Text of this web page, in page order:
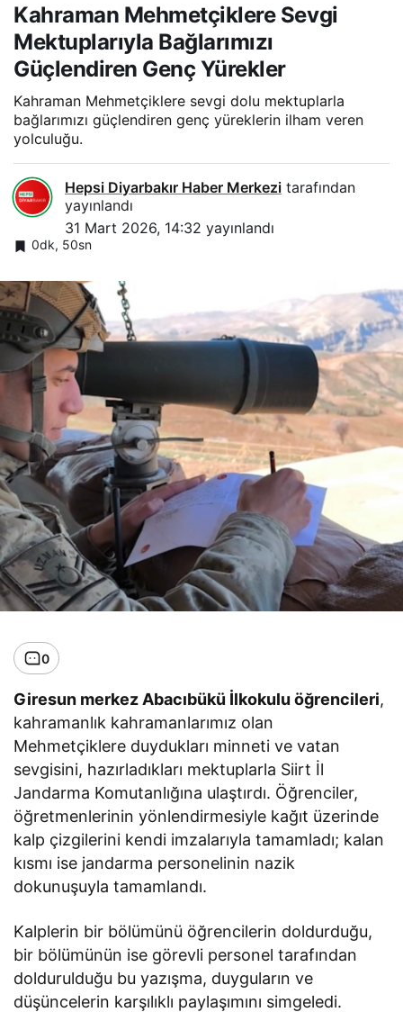
Kahraman Mehmetçiklere Sevgi
Mektuplarıyla Bağlarımızı
Güçlendiren Genç Yürekler
Kahraman Mehmetçiklere sevgi dolu mektuplarla
bağlarımızı güçlendiren genç yüreklerin ilham veren
yolculuğu.
Hepsi Diyarbakır Haber Merkezi tarafından
yayınlandı
31 Mart 2026, 14:32 yayınlandı
0dk, 50sn
0
Giresun merkez Abacıbükü İlkokulu öğrencileri,
kahramanlık kahramanlarımız olan
Mehmetçiklere duydukları minneti ve vatan
sevgisini, hazırladıkları mektuplarla Siirt İl
Jandarma Komutanlığına ulaştırdı. Öğrenciler,
öğretmenlerinin yönlendirmesiyle kağıt üzerinde
kalp çizgilerini kendi imzalarıyla tamamladı; kalan
kısmı ise jandarma personelinin nazik
dokunuşuyla tamamlandı.
Kalplerin bir bölümünü öğrencilerin doldurduğu,
bir bölümünün ise görevli personel tarafından
doldurulduğu bu yazışma, duyguların ve
düşüncelerin karşılıklı paylaşımını simgeledi.